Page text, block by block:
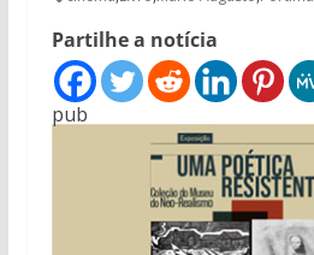
Partilhe a notícia
pub